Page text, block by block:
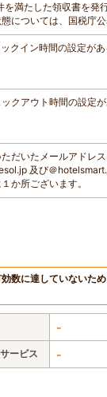
満たした領収書を発行
については、国税庁
クイン時間の設定があ
クアウト時間の設定
だいたメールアドレス
及び＠
か所ございます。
数に達していないため
-
ービス -